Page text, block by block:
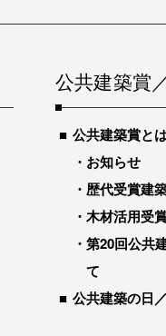
公共建築賞
公共建築賞と
お知らせ
歴代受賞建
木材活用受
第20回公共
て
公共建築の日